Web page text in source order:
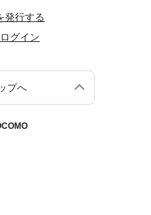
発行する
グイン
プへ